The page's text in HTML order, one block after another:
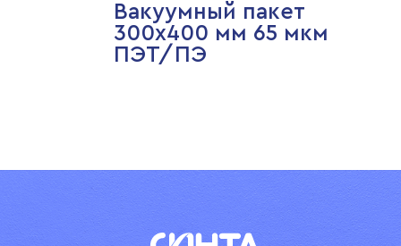
Вакуумный пакет
300х400 мм 65 мкм
ПЭТ/ПЭ